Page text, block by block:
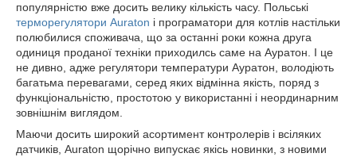
популярністю вже досить велику кількість часу. Польські
терморегулятори Auraton і програматори для котлів настільки
полюбилися споживача, що за останні роки кожна друга
одиниця проданої техніки приходилсь саме на Ауратон. І це
не дивно, адже регулятори температури Ауратон, володіють
багатьма перевагами, серед яких відмінна якість, поряд з
функціональністю, простотою у використанні і неординарним
зовнішнім виглядом.
Маючи досить широкий асортимент контролерів і всіляких
датчиків, Auraton щорічно випускає якісь новинки, з новими